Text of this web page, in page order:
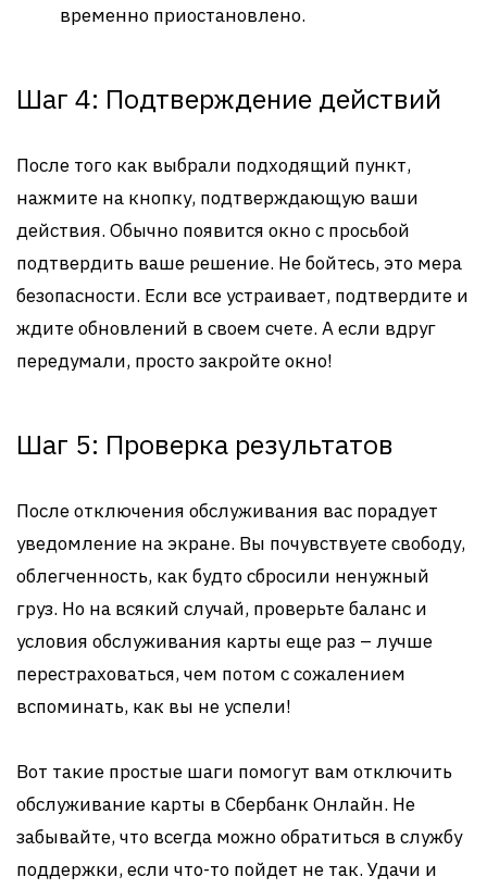
временно приостановлено.
Шаг 4: Подтверждение действий
После того как выбрали подходящий пункт,
нажмите на кнопку, подтверждающую ваши
действия. Обычно появится окно с просьбой
подтвердить ваше решение. Не бойтесь, это мера
безопасности. Если все устраивает, подтвердите и
ждите обновлений в своем счете. А если вдруг
передумали, просто закройте окно!
Шаг 5: Проверка результатов
После отключения обслуживания вас порадует
уведомление на экране. Вы почувствуете свободу,
облегченность, как будто сбросили ненужный
груз. Но на всякий случай, проверьте баланс и
условия обслуживания карты еще раз – лучше
перестраховаться, чем потом с сожалением
вспоминать, как вы не успели!
Вот такие простые шаги помогут вам отключить
обслуживание карты в Сбербанк Онлайн. Не
забывайте, что всегда можно обратиться в службу
поддержки, если что-то пойдет не так. Удачи и